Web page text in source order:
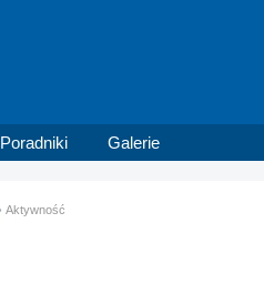
Poradniki Galerie
Aktywność